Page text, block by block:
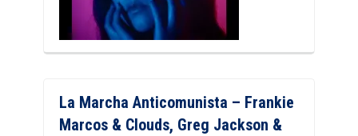
La Marcha Anticomunista – Frankie
Marcos & Clouds, Greg Jackson &